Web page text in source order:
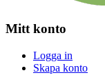
Mitt konto
Logga in
Skapa konto